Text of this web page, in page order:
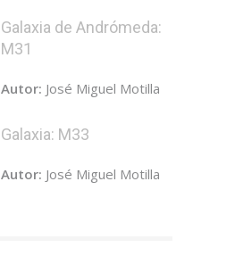
Galaxia de Andrómeda:
M31
Autor: José Miguel Motilla
Galaxia: M33
Autor: José Miguel Motilla